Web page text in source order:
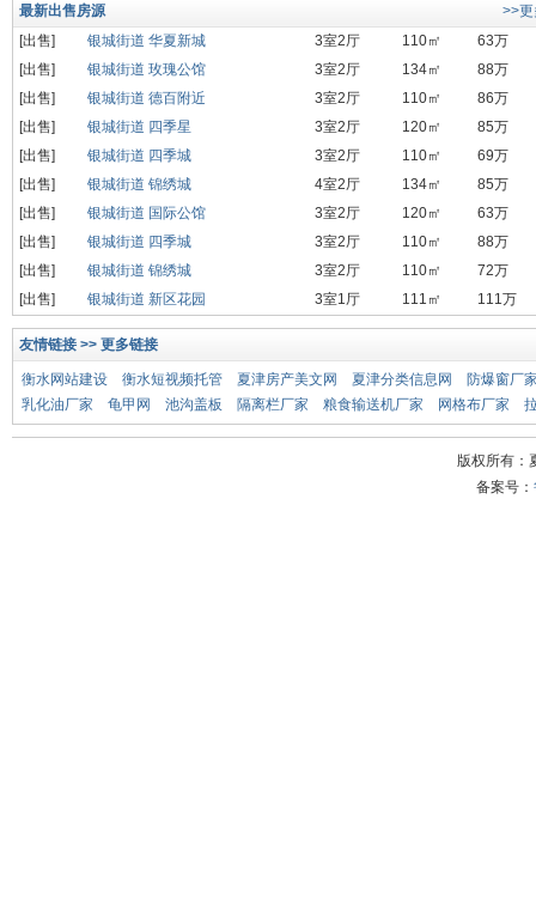
最新出售房源
>>
[出售]
银城街道 华夏新城 3室2厅 110㎡
63万
[出售]
银城街道 玫瑰公馆 3室2厅 134㎡
88万
[出售]
银城街道 德百附近 3室2厅 110㎡
86万
[出售]
银城街道 四季星 3室2厅 120㎡
85万
[出售]
银城街道 四季城 3室2厅 110㎡
69万
[出售]
银城街道 锦绣城 4室2厅 134㎡
85万
[出售]
银城街道 国际公馆 3室2厅 120㎡
63万
[出售]
银城街道 四季城 3室2厅 110㎡
88万
[出售]
银城街道 锦绣城 3室2厅 110㎡
72万
[出售]
银城街道 新区花园 3室1厅 111㎡ 111万
友情链接 >> 更多链接
衡水网站建设 衡水短视频托管 夏津房产美文网 夏津分类信息网
防爆窗厂
乳化油厂家
龟甲网 池沟盖板 隔离栏厂家 粮食输送机厂家 网格布厂家
版权所有：
备案号：